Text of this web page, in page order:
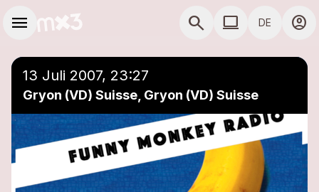
menu search COMPUTER
computer DE account_circle
13 Juli 2007, 23:27
Gryon (VD) Suisse, Gryon (VD) Suisse
Einer Playlist hinzufügen close